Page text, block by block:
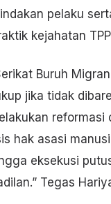
pelaku
kejahatan
Buruh
jika tidak
hak asasi
eksekusi
Tegas